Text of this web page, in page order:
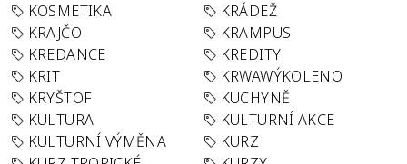
KOSMETIKA
KRÁDEŽ
KRAJČO
KRAMPUS
KREDANCE
KREDITY
KRIT
KRWAWÝKOLENO
KRYŠTOF
KUCHYNĚ
KULTURA
KULTURNÍ AKCE
KULTURNÍ VÝMĚNA
KURZ